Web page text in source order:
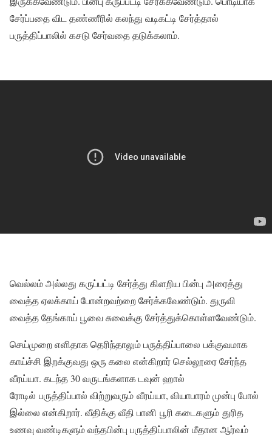
சேர்ப்பதை விட தண்ணீரில் கலந்து வடிகட்டி சேர்த்தால்
பருத்திப்பாலில் கசடு சேர்வதை தடுக்கலாம்.
வெல்லம் அல்லது கருப்பட்டி சேர்த்து கிளறிய பின்பு அரைத்து
வைத்த ஏலக்காய் போன்றவற்றை சேர்க்கவேண்டும். துருவி
வைத்த தேங்காய் பூவை சுவைக்கு சேர்த்துக்கொள்ளவேண்டும்.
செய்முறை எளிதாக தெரிந்தாலும் பருத்திப்பாலை பக்குவமாக
காய்ச்சி இறக்குவது ஒரு கலை என்கிறார் செல்லூரை சேர்ந்த
வீரய்யா. கடந்த 30 வருடங்களாக டவுன் ஹால்
ரோடில் பருத்திப்பால் விற்றுவரும் வீரய்யா, வியாபாரம் முன்பு போல்
இல்லை என்கிறார். வீதிக்கு வீதி பானி பூரி கடைகளும் துரித
உணவு வண்டிகளும் வந்தபின்பு பருத்திப்பாலின் மீதான ஆர்வம்